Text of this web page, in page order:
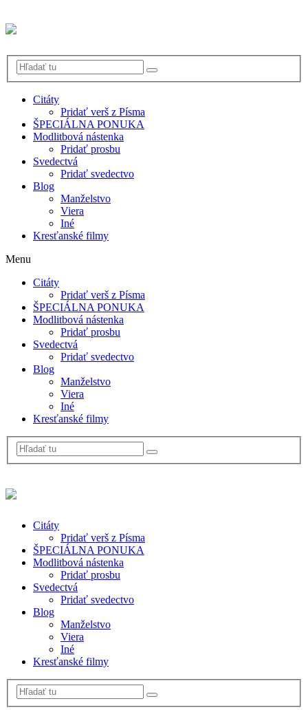
Citáty
Pridať verš z Písma
ŠPECIÁLNA PONUKA
Modlitbová nástenka
Pridať prosbu
Svedectvá
Pridať svedectvo
Blog
Manželstvo
Viera
Iné
Kresťanské filmy
Menu
Citáty
Pridať verš z Písma
ŠPECIÁLNA PONUKA
Modlitbová nástenka
Pridať prosbu
Svedectvá
Pridať svedectvo
Blog
Manželstvo
Viera
Iné
Kresťanské filmy
Citáty
Pridať verš z Písma
ŠPECIÁLNA PONUKA
Modlitbová nástenka
Pridať prosbu
Svedectvá
Pridať svedectvo
Blog
Manželstvo
Viera
Iné
Kresťanské filmy